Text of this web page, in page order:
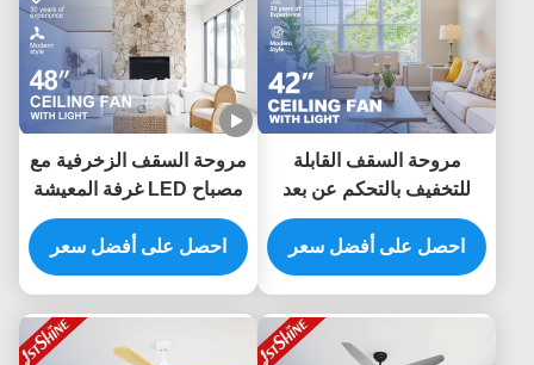
مروحة السقف القابلة
للتخفيف بالتحكم عن بعد
غرفة المعيشة ذات السقف
المنخفض
احصل على أفضل سعر
مروحة السقف الزخرفية مع
مصباح LED غرفة المعيشة
الهادئة DC المحرك
احصل على أفضل سعر